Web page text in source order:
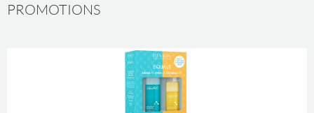
PROMOTIONS